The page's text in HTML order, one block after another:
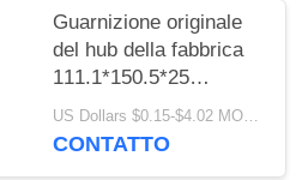
Guarnizione originale
del hub della fabbrica
111.1*150.5*25
applicabile a Conmet
Axle No 10045883
US Dollars $0.15-$4.02 MOQ:20 pezzi
CONTATTO